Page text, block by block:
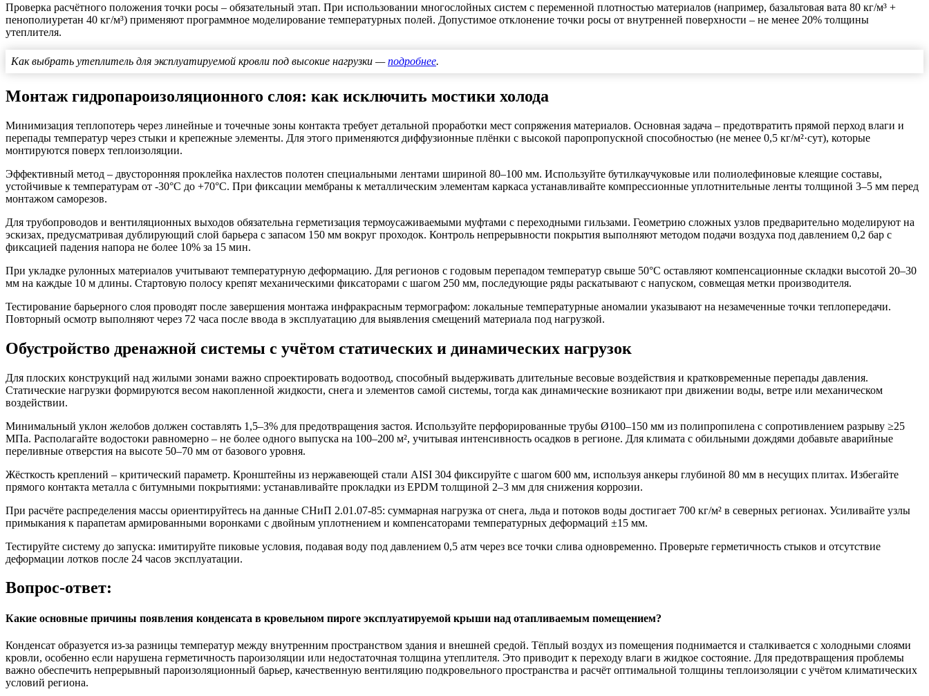
Проверка расчётного положения точки росы – обязательный этап. При использовании многослойных систем с переменной плотностью материалов (например, базальтовая вата 80 кг/м³ +
пенополиуретан 40 кг/м³) применяют программное моделирование температурных полей. Допустимое отклонение точки росы от внутренней поверхности – не менее 20% толщины
утеплителя.
Как выбрать утеплитель для эксплуатируемой кровли под высокие нагрузки —подробнее.
Монтаж гидропароизоляционного слоя: как исключить мостики холода
Минимизация теплопотерь через линейные и точечные зоны контакта требует детальной проработки мест сопряжения материалов. Основная задача – предотвратить прямой перход влаги и
перепады температур через стыки и крепежные элементы. Для этого применяются диффузионные плёнки с высокой паропропускной способностью (не менее 0,5 кг/м²·сут), которые
монтируются поверх теплоизоляции.
Эффективный метод – двусторонняя проклейка нахлестов полотен специальными лентами шириной 80–100 мм. Используйте бутилкаучуковые или полиолефиновые клеящие составы,
устойчивые к температурам от -30°C до +70°C. При фиксации мембраны к металлическим элементам каркаса устанавливайте компрессионные уплотнительные ленты толщиной 3–5 мм перед
монтажом саморезов.
Для трубопроводов и вентиляционных выходов обязательна герметизация термоусаживаемыми муфтами с переходными гильзами. Геометрию сложных узлов предварительно моделируют на
эскизах, предусматривая дублирующий слой барьера с запасом 150 мм вокруг проходок. Контроль непрерывности покрытия выполняют методом подачи воздуха под давлением 0,2 бар с
фиксацией падения напора не более 10% за 15 мин.
При укладке рулонных материалов учитывают температурную деформацию. Для регионов с годовым перепадом температур свыше 50°C оставляют компенсационные складки высотой 20–30
мм на каждые 10 м длины. Стартовую полосу крепят механическими фиксаторами с шагом 250 мм, последующие ряды раскатывают с напуском, совмещая метки производителя.
Тестирование барьерного слоя проводят после завершения монтажа инфракрасным термографом: локальные температурные аномалии указывают на незамеченные точки теплопередачи.
Повторный осмотр выполняют через 72 часа после ввода в эксплуатацию для выявления смещений материала под нагрузкой.
Обустройство дренажной системы с учётом статических и динамических нагрузок
Для плоских конструкций над жилыми зонами важно спроектировать водоотвод, способный выдерживать длительные весовые воздействия и кратковременные перепады давления.
Статические нагрузки формируются весом накопленной жидкости, снега и элементов самой системы, тогда как динамические возникают при движении воды, ветре или механическом
воздействии.
Минимальный уклон желобов должен составлять 1,5–3% для предотвращения застоя. Используйте перфорированные трубы Ø100–150 мм из полипропилена с сопротивлением разрыву ≥25
МПа. Располагайте водостоки равномерно – не более одного выпуска на 100–200 м², учитывая интенсивность осадков в регионе. Для климата с обильными дождями добавьте аварийные
переливные отверстия на высоте 50–70 мм от базового уровня.
Жёсткость креплений – критический параметр. Кронштейны из нержавеющей стали AISI 304 фиксируйте с шагом 600 мм, используя анкеры глубиной 80 мм в несущих плитах. Избегайте
прямого контакта металла с битумными покрытиями: устанавливайте прокладки из EPDM толщиной 2–3 мм для снижения коррозии.
При расчёте распределения массы ориентируйтесь на данные СНиП 2.01.07-85: суммарная нагрузка от снега, льда и потоков воды достигает 700 кг/м² в северных регионах. Усиливайте узлы
примыкания к парапетам армированными воронками с двойным уплотнением и компенсаторами температурных деформаций ±15 мм.
Тестируйте систему до запуска: имитируйте пиковые условия, подавая воду под давлением 0,5 атм через все точки слива одновременно. Проверьте герметичность стыков и отсутствие
деформации лотков после 24 часов эксплуатации.
Вопрос-ответ:
Какие основные причины появления конденсата в кровельном пироге эксплуатируемой крыши над отапливаемым помещением?
Конденсат образуется из-за разницы температур между внутренним пространством здания и внешней средой. Тёплый воздух из помещения поднимается и сталкивается с холодными слоями
кровли, особенно если нарушена герметичность пароизоляции или недостаточная толщина утеплителя. Это приводит к переходу влаги в жидкое состояние. Для предотвращения проблемы
важно обеспечить непрерывный пароизоляционный барьер, качественную вентиляцию подкровельного пространства и расчёт оптимальной толщины теплоизоляции с учётом климатических
условий региона.